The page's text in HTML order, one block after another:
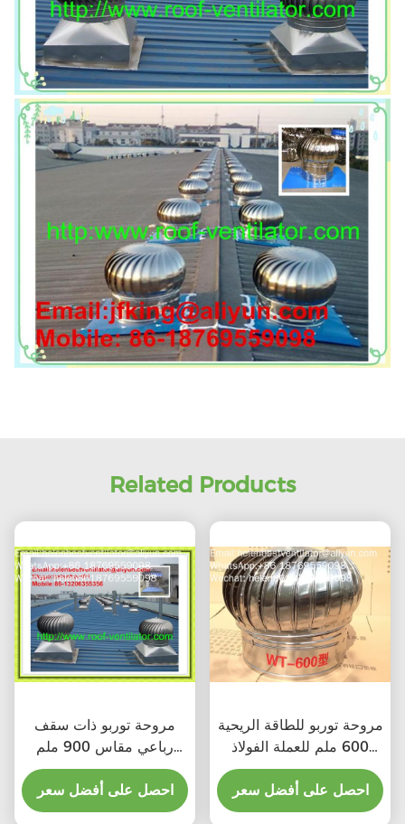
Related Products
مروحة توربو ذات سقف
رباعي مقاس 900 ملم
للصلب المقاوم للصدأ
احصل على أفضل سعر
مروحة توربو للطاقة الريحية
600 ملم للعملة الفولاذ
المقاوم للصدأ
احصل على أفضل سعر